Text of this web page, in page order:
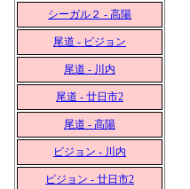
シーガル２ - 高陽
尾道 - ピジョン
尾道 - 川内
尾道 - 廿日市2
尾道 - 高陽
ピジョン - 川内
ピジョン - 廿日市2